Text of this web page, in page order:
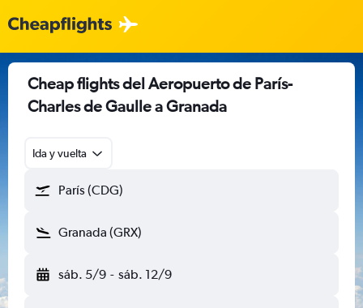
Cheap flights del Aeropuerto de París-
Charles de Gaulle a Granada
Ida y vuelta
París (CDG)
Granada (GRX)
sáb. 5/9 - sáb. 12/9